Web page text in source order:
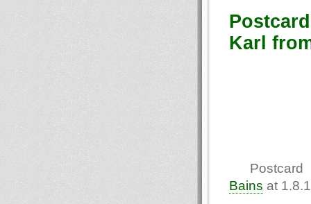
Karl
Postcard
Bains at